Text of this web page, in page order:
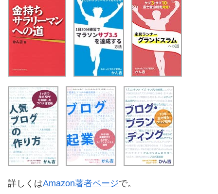
詳しくはAmazon著者ページで。